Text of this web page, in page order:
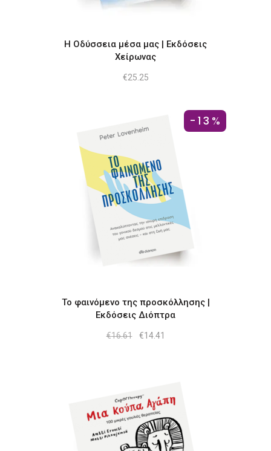
Η Οδύσσεια μέσα μας | Εκδόσεις
Χείρωνας
€25.25
-13%
Το φαινόμενο της προσκόλλησης |
Εκδόσεις Διόπτρα
€16.61
Original
€14.41